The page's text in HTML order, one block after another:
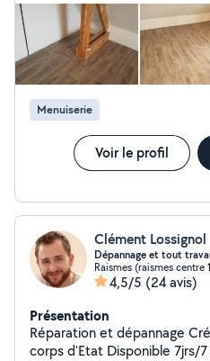
sera pour une prochaine
Menuiserie
Voir le profil
Clément Lossignol
Dépannage et tout
Raismes (raismes centre
4,5/5 (24 avis)
Présentation
Réparation et dépannage
corps d'Etat Disponible 7jrs/7 24h/24 Travailleur réactif,